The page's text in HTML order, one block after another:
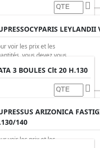
voir les prix et les
vous devez vous
autorisé par
3 BOULES Clt 20 H.130
ARIZONICA
140
voir les prix et les